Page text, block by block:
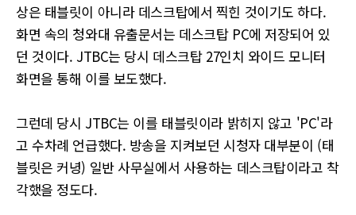
상은 태블릿이 아니라 데스크탑에서 찍힌 것이기도 하다.
화면 속의 청와대 유출문서는 데스크탑 PC에 저장되어 있
던 것이다. JTBC는 당시 데스크탑 27인치 와이드 모니터
화면을 통해 이를 보도했다.
그런데 당시 JTBC는 이를 태블릿이라 밝히지 않고 'PC'라
고 수차례 언급했다. 방송을 지켜보던 시청자 대부분이 (태
블릿은 커녕) 일반 사무실에서 사용하는 데스크탑이라고 착
각했을 정도다.